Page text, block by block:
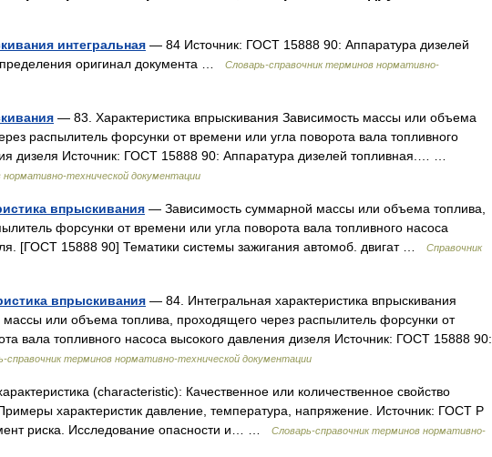
интегральная — 84 Источник: ГОСТ 15888 90: Аппаратура дизелей
оригинал документа …
Словарь-справочник терминов нормативно-
— 83. Характеристика впрыскивания Зависимость массы или объема
распылитель форсунки от времени или угла поворота вала топливного
дизеля Источник: ГОСТ 15888 90: Аппаратура дизелей топливная.… …
технической документации
впрыскивания — Зависимость суммарной массы или объема топлива,
форсунки от времени или угла поворота вала топливного насоса
[ГОСТ 15888 90] Тематики системы зажигания автомоб. двигат …
Справочник
впрыскивания — 84. Интегральная характеристика впрыскивания
или объема топлива, проходящего через распылитель форсунки от
вала топливного насоса высокого давления дизеля Источник: ГОСТ 15888 90:
справочник терминов нормативно-технической документации
(characteristic): Качественное или количественное свойство
характеристик давление, температура, напряжение. Источник: ГОСТ Р
риска. Исследование опасности и… …
Словарь-справочник терминов нормативно-